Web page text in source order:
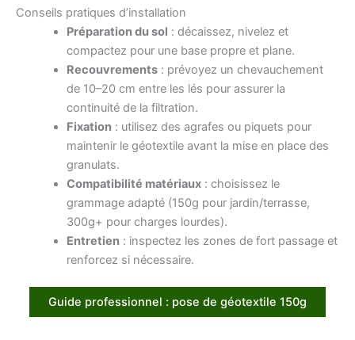
Conseils pratiques d’installation
Préparation du sol : décaissez, nivelez et
compactez pour une base propre et plane.
Recouvrements: prévoyez un chevauchement
de 10–20 cm entre les lés pour assurer la
continuité de la filtration.
Fixation: utilisez des agrafes ou piquets pour
maintenir le géotextile avant la mise en place des
granulats.
Compatibilité matériaux: choisissez le
grammage adapté (150g pour jardin/terrasse,
300g+ pour charges lourdes).
Entretien: inspectez les zones de fort passage et
renforcez si nécessaire.
Guide professionnel : pose de géotextile 150g